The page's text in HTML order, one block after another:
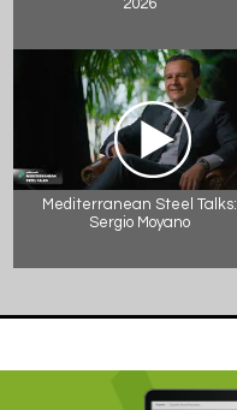
2026
Mediterranean Steel Talks:
Sergio Moyano